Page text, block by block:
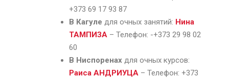
+373 69 17 93 87
В Кагуле для очных занятий: Нина
ТАМПИЗА – Телефон: -+373 29 98 02
60
В Ниспоренах для очных курсов:
Раиса АНДРИУЦА – Телефон: +373